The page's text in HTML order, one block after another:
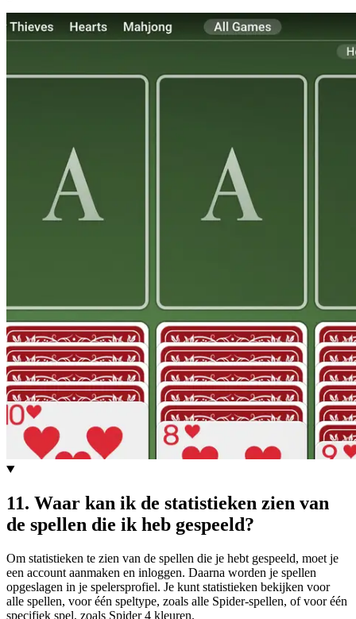
11. Waar kan ik de statistieken zien van
de spellen die ik heb gespeeld?
Om statistieken te zien van de spellen die je hebt gespeeld, moet je
een account aanmaken en inloggen. Daarna worden je spellen
opgeslagen in je spelersprofiel. Je kunt statistieken bekijken voor
alle spellen, voor één speltype, zoals alle Spider-spellen, of voor één
specifiek spel, zoals Spider 4 kleuren.